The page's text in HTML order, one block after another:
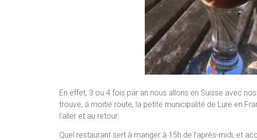
En effet, 3 ou 4 fois par an nous allons en Suisse avec
trouve, à moitié route, la petite municipalité de Lure en
l’aller et au retour.
Quel restaurant sert à manger à 15h de l’après-midi, et